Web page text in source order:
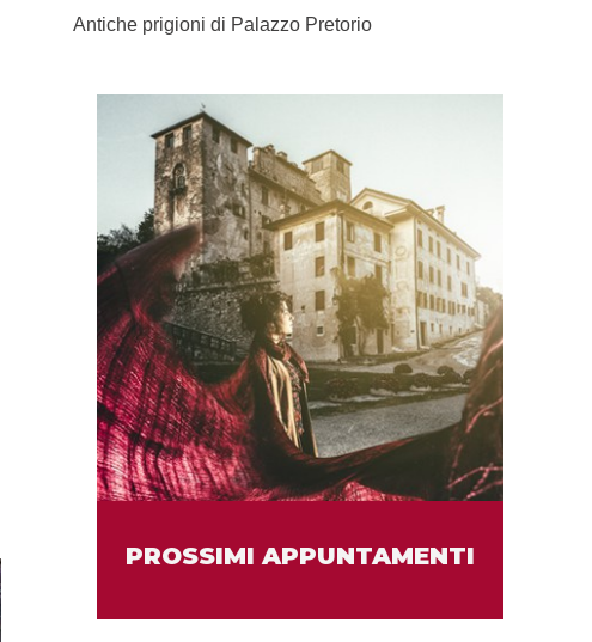
Antiche prigioni di Palazzo Pretorio
PROSSIMI APPUNTAMENTI